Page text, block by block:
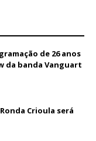
de 26 anos
da banda Vanguart
Ronda Crioula será